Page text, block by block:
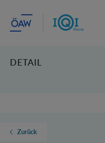
DETAIL
Zurück